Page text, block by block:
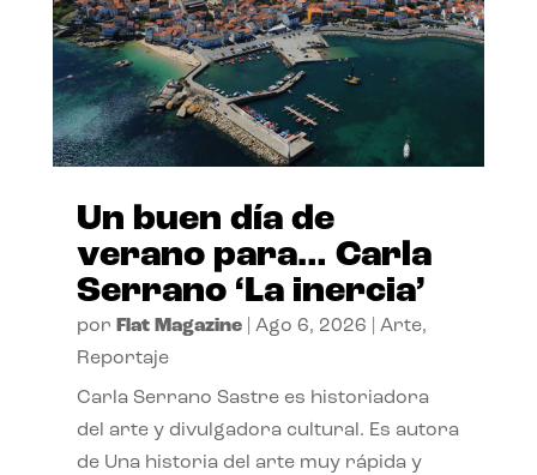
Un buen día de
verano para… Carla
Serrano ‘La inercia’
por Flat Magazine| Ago 6, 2026 Arte,
Reportaje
Carla Serrano Sastre es historiadora
del arte y divulgadora cultural. Es autora
de Una historia del arte muy rápida y